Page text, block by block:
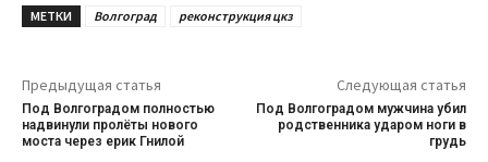
МЕТКИ Волгоград реконструкция цкз
Предыдущая статья
Под Волгоградом полностью
надвинули пролёты нового
моста через ерик Гнилой
Следующая статья
Под Волгоградом мужчина убил
родственника ударом ноги в
грудь